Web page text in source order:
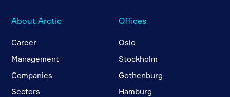
About Arctic
Career
Management
Companies
Sectors
Offices
Oslo
Stockholm
Gothenburg
Hamburg